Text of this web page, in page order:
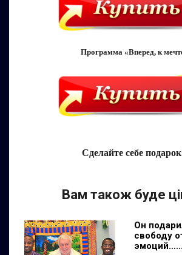
Программа «Вперед, к
Сделайте себе
Вам також буде
Он
свободу
эмоций…...